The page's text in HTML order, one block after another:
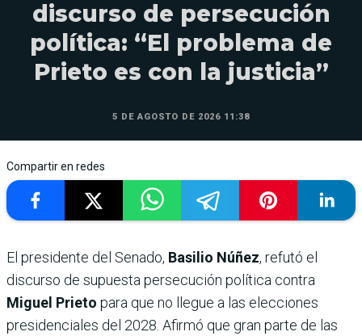
discurso de persecución
política: “El problema de
Prieto es con la justicia”
5 DE AGOSTO DE 2026 11:38
Compartir en redes
El presidente del Senado, Basilio Núñez, refutó el
discurso de supuesta persecución política contra
Miguel Prieto para que no llegue a las elecciones
presidenciales del 2028. Afirmó que gran parte de las